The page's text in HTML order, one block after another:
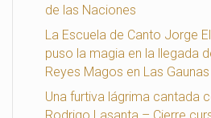
de las Naciones
La Escuela de Canto Jorge
puso la magia en la llegada
Reyes Magos en Las Gaunas
Una furtiva lágrima cantada